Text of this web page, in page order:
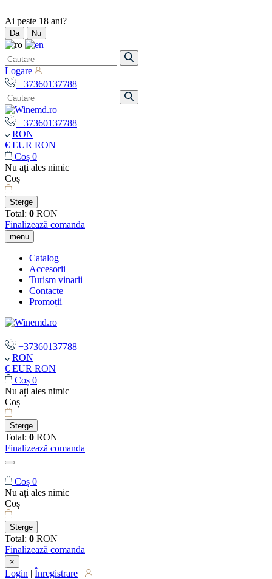
Ai peste 18 ani?
Da Nu
Logare
+37360137788
+37360137788
RON
€ EUR RON
Coș 0
Nu ați ales nimic
Coș
Sterge
Total: 0 RON
Finalizează comanda
menu
Catalog
Accesorii
Turism vinarii
Contacte
Promoții
+37360137788
RON
€ EUR RON
Coș 0
Nu ați ales nimic
Coș
Sterge
Total: 0 RON
Finalizează comanda
Coș 0
Nu ați ales nimic
Coș
Sterge
Total: 0 RON
Finalizează comanda
×
Login | Înregistrare